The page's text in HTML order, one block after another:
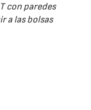
con paredes
a las bolsas